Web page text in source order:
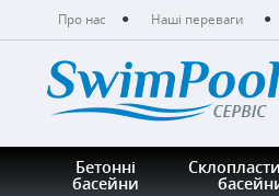
Про нас Наші переваги
Бетонні
басейни